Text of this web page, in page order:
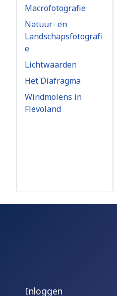
Macrofotografie
Natuur- en
Landschapsfotografi
e
Lichtwaarden
Het Diafragma
Windmolens in
Flevoland
Inloggen